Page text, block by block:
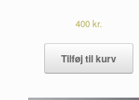
400kr.
Tilføj til kurv